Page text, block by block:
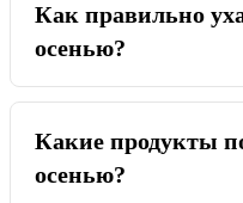
Как правильно
осенью?
Какие продукты
осенью?